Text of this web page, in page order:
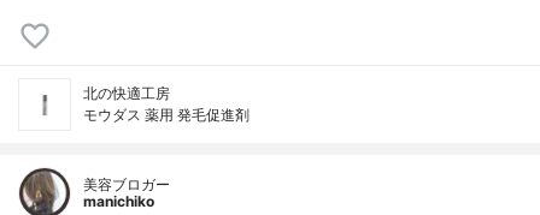
北の快適工房
モウダス 薬用 発毛促進剤
美容ブロガー
manichiko